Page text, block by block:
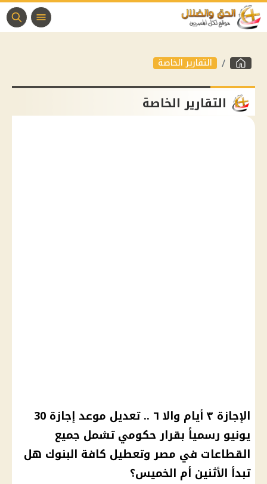
التقارير الخاصة
التقارير الخاصة
الإجازة ٣ أيام واﻻ ٦ .. تعديل موعد إجازة 30
يونيو رسمياً بقرار حكومي تشمل جميع
القطاعات في مصر وتعطيل كافة البنوك هل
تبدأ الأثنين أم الخميس؟